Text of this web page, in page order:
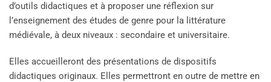
d’outils didactiques et à proposer une réflexion sur
l’enseignement des études de genre pour la littérature
médiévale, à deux niveaux : secondaire et universitaire.
Elles accueilleront des présentations de dispositifs
didactiques originaux. Elles permettront en outre de mettre en